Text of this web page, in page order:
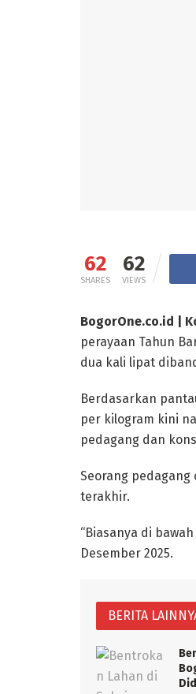
62
SHARES
62
VIEWS
BogorOne.co.id |
perayaan Tahun
dua kali lipat
Berdasarkan
per kilogram kini
pedagang dan
Seorang
terakhir.
“Biasanya di
Desember 2025.
BERITA